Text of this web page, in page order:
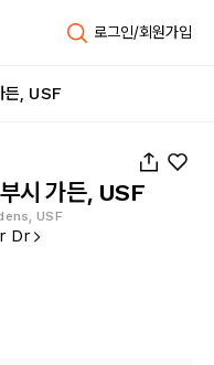
로그인/회원가입
든, USF
시 가든, USF
USF
Dr